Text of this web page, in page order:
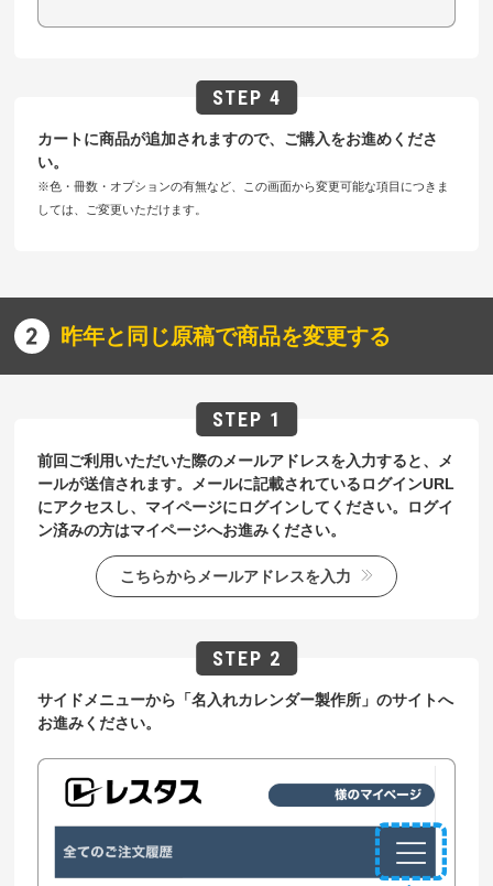
カートに商品が追加されますので、ご購入をお進めくださ
い。
※色・冊数・オプションの有無など、この画面から変更可能な項目につきま
しては、ご変更いただけます。
昨年と同じ原稿で商品を変更する
前回ご利用いただいた際のメールアドレスを入力すると、メ
ールが送信されます。メールに記載されているログインURL
にアクセスし、マイページにログインしてください。ログイ
ン済みの方はマイページへお進みください。
こちらからメールアドレスを入力
サイドメニューから「名入れカレンダー製作所」のサイトへ
お進みください。